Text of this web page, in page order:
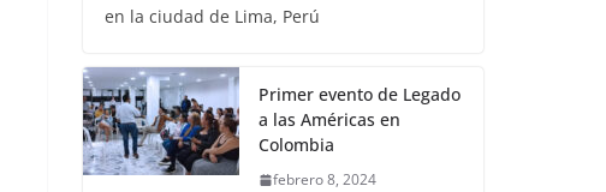
en la ciudad de Lima, Perú
Primer evento de Legado
a las Américas en
Colombia
febrero 8, 2024